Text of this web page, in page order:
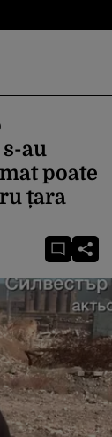
au
poate
țara